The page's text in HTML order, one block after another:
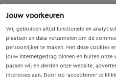
Jouw voorkeuren
Wij gebruiken altijd functionele en
plaatsen en data verzamelen om de
persoonlijker te maken. Met deze cookies
jouw internetgedrag binnen en buiten onze
passen wij en derden onze website,
interesses aan. Door op ‘accepteren’ te